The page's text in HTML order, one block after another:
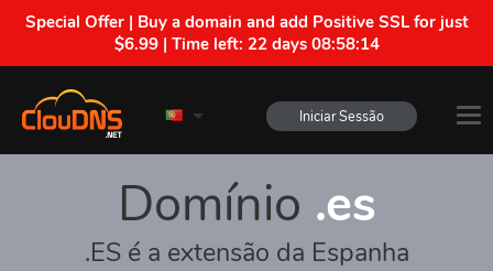
Special Offer | Buy a domain and add Positive SSL for just
$6.99 | Time left: 22 days 08:58:14
Iniciar Sessão
Domínio .es
.ES é a extensão da Espanha